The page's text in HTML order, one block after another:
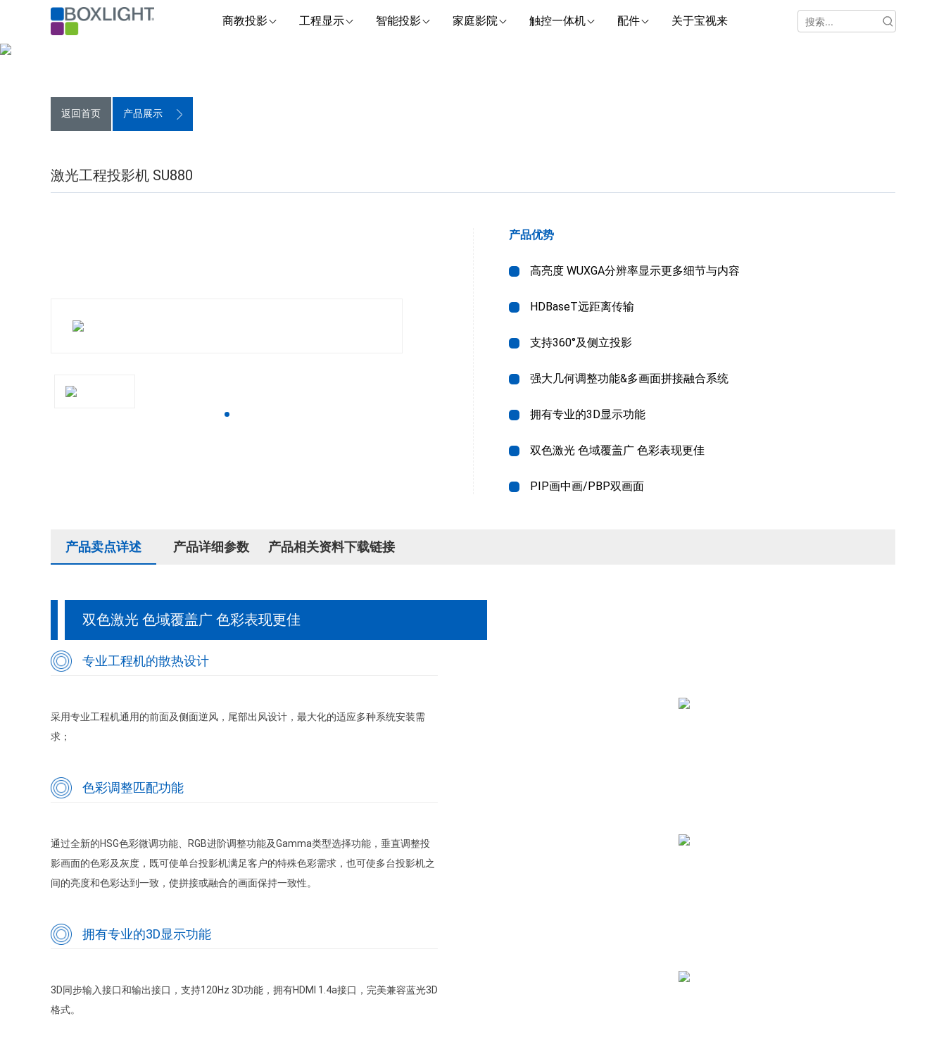
商教投影 工程显示 智能投影 家庭影院 触控一体机 配件 关于宝视来
返回首页 产品展示
激光工程投影机 SU880
产品优势
高亮度 WUXGA分辨率显示更多细节与内容
HDBaseT远距离传输
支持360°及侧立投影
强大几何调整功能&多画面拼接融合系统
拥有专业的3D显示功能
双色激光 色域覆盖广 色彩表现更佳
PIP画中画/PBP双画面
产品卖点详述 产品详细参数 产品相关资料下载链接
双色激光 色域覆盖广 色彩表现更佳
专业工程机的散热设计
采用专业工程机通用的前面及侧面逆风，尾部出风设计，最大化的适应多种系统安装需
求；
色彩调整匹配功能
通过全新的HSG色彩微调功能、RGB进阶调整功能及Gamma类型选择功能，垂直调整投
影画面的色彩及灰度，既可使单台投影机满足客户的特殊色彩需求，也可使多台投影机之
间的亮度和色彩达到一致，使拼接或融合的画面保持一致性。
拥有专业的3D显示功能
3D同步输入接口和输出接口，支持120Hz 3D功能，拥有HDMI 1.4a接口，完美兼容蓝光3D
格式。